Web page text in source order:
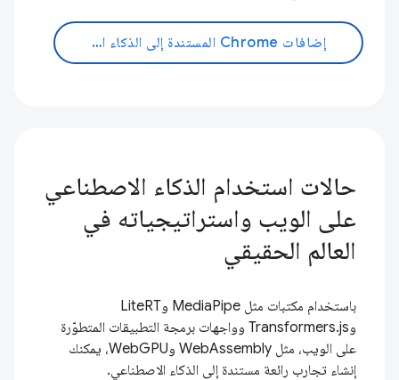
إضافات Chrome المستندة إلى الذكاء الاصطناعي
حالات استخدام الذكاء الاصطناعي
على الويب واستراتيجياته في
العالم الحقيقي
باستخدام مكتبات مثل MediaPipe وLiteRT
وTransformers.js وواجهات برمجة التطبيقات المتطوّرة
على الويب، مثل WebAssembly وWebGPU، يمكنك
إنشاء تجارب رائعة مستندة إلى الذكاء الاصطناعي.